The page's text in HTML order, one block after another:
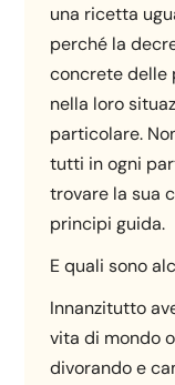
una ricetta
perché la
concrete delle
nella loro
particolare.
tutti in ogni
trovare la sua
principi guida.
E quali sono
Innanzitutto
vita di mondo
divorando e